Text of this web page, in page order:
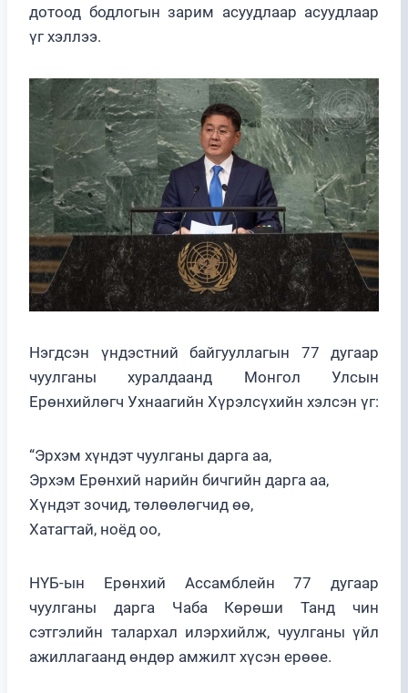
дотоод бодлогын зарим асуудлаар асуудлаар
үг хэллээ.
Нэгдсэн үндэстний байгууллагын 77 дугаар
чуулганы хуралдаанд Монгол Улсын
Ерөнхийлөгч Ухнаагийн Хүрэлсүхийн хэлсэн үг:
“Эрхэм хүндэт чуулганы дарга аа,
Эрхэм Ерөнхий нарийн бичгийн дарга аа,
Хүндэт зочид, төлөөлөгчид өө,
Хатагтай, ноёд оо,
НҮБ-ын Ерөнхий Ассамблейн 77 дугаар
чуулганы дарга Чаба Көрөши Танд чин
сэтгэлийн талархал илэрхийлж, чуулганы үйл
ажиллагаанд өндөр амжилт хүсэн ерөөе.